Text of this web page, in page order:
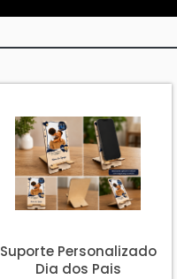
Suporte Personalizado
Dia dos Pais